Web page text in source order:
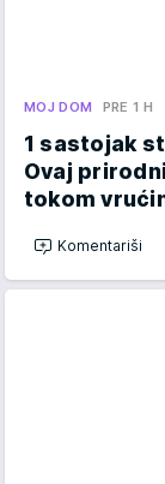
MOJ DOM PRE 1 H
1 sastojak
Ovaj
tokom
Komentariši